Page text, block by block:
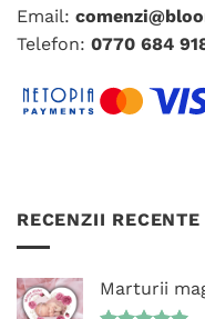
Email:
Telefon: 0770 684
RECENZII RECENTE
Marturii